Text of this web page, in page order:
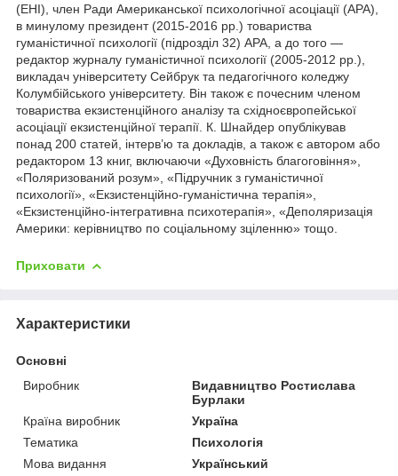
(EHI), член Ради Американської психологічної асоціації (APA),
в минулому президент (2015-2016 рр.) товариства
гуманістичної психології (підрозділ 32) APA, а до того —
редактор журналу гуманістичної психології (2005-2012 рр.),
викладач університету Сейбрук та педагогічного коледжу
Колумбійського університету. Він також є почесним членом
товариства екзистенційного аналізу та східноєвропейської
асоціації екзистенційної терапії. К. Шнайдер опублікував
понад 200 статей, інтерв’ю та докладів, а також є автором або
редактором 13 книг, включаючи «Духовність благоговіння»,
«Поляризований розум», «Підручник з гуманістичної
психології», «Екзистенційно-гуманістична терапія»,
«Екзистенційно-інтегративна психотерапія», «Деполяризація
Америки: керівництво по соціальному зціленню» тощо.
Приховати
Характеристики
Основні
Виробник
Видавництво Ростислава
Бурлаки
Країна виробник
Україна
Тематика
Психологія
Мова видання
Український